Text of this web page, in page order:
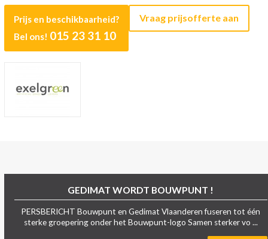
Prijs en beschikbaarheid?
Bel ons! 015 23 31 10
Vraag prijsofferte aan
GEDIMAT WORDT BOUWPUNT !
PERSBERICHT Bouwpunt en Gedimat Vlaanderen fuseren tot één
sterke groepering onder het Bouwpunt-logo Samen sterker vo ...